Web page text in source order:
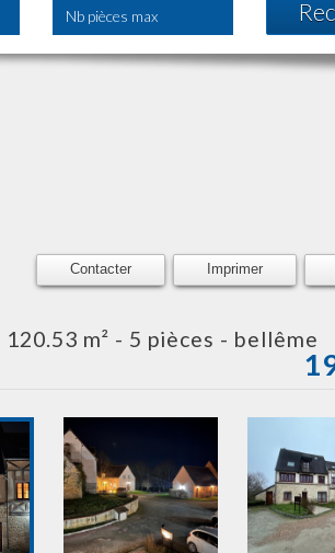
Contacter Imprimer
120.53 m² - 5 pièces - bellême